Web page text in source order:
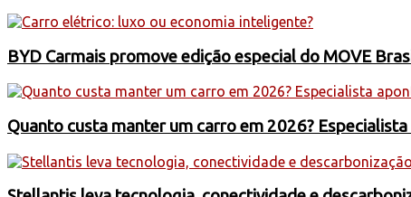
BYD Carmais promove edição especial do MOVE
Quanto custa manter um carro em 2026?